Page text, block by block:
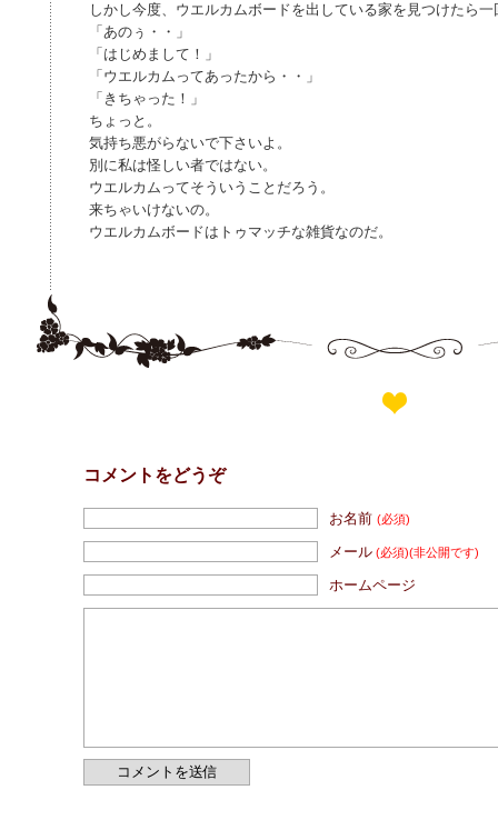
しかし今度、ウエルカムボードを出している家を見つけたら
「あのぅ・・」
「はじめまして！」
「ウエルカムってあったから・・」
「きちゃった！」
ちょっと。
気持ち悪がらないで下さいよ。
別に私は怪しい者ではない。
ウエルカムってそういうことだろう。
来ちゃいけないの。
ウエルカムボードはトゥマッチな雑貨なのだ。
コメントをどうぞ
お名前(必須)
メール (必須)(非公開です)
ホームページ